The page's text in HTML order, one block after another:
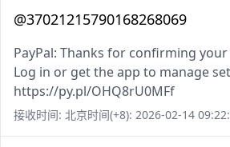
@37021215790168268069
PayPal: Thanks for confirming
Log in or get the app to manage
https://py.pl/OHQ8rU0MFf
接收时间: 北京时间(+8): 2026-02-14